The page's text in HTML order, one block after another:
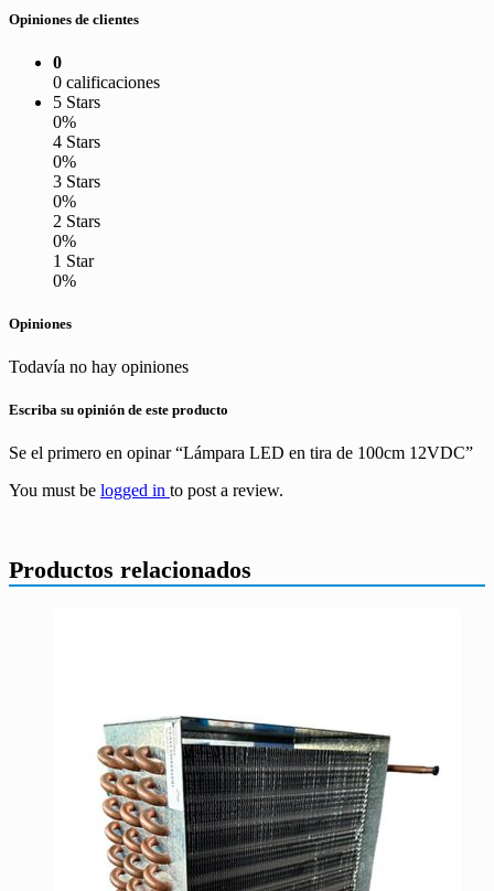
Opiniones de clientes
0
0 calificaciones
5 Stars
0%
4 Stars
0%
3 Stars
0%
2 Stars
0%
1 Star
0%
Opiniones
Todavía no hay opiniones
Escriba su opinión de este producto
Se el primero en opinar “Lámpara LED en tira de 100cm 12VDC”
You must be logged in to post a review.
Productos relacionados